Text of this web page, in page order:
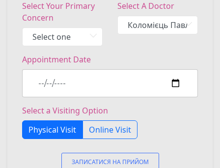
Select Your Primary
Concern
Select A Doctor
Appointment Date
Select a Visiting Option
Physical Visit
Online Visit
ЗАПИСАТИСЯ НА ПРИЙОМ